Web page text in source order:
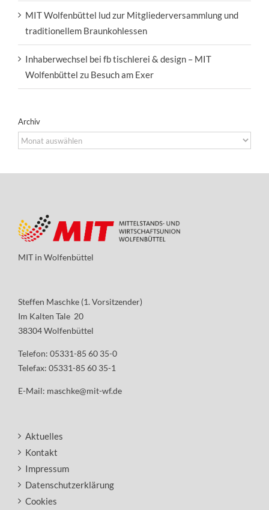
MIT Wolfenbüttel lud zur Mitgliederversammlung und
traditionellem Braunkohlessen
Inhaberwechsel bei fb tischlerei & design – MIT
Wolfenbüttel zu Besuch am Exer
Archiv
Archiv
MIT in Wolfenbüttel
Steffen Maschke (1. Vorsitzender)
Im Kalten Tale 20
38304 Wolfenbüttel
Telefon: 05331-85 60 35-0
Telefax: 05331-85 60 35-1
E-Mail: maschke@mit-wf.de
Aktuelles
Kontakt
Impressum
Datenschutzerklärung
Cookies